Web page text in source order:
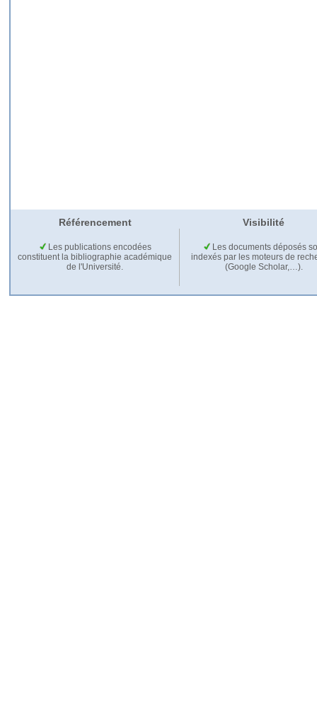
Référencement Visibilité
Les publications encodées
constituent la bibliographie académique
de l'Université.
Les documents déposés
indexés par les moteurs de
(Google Scholar,…).